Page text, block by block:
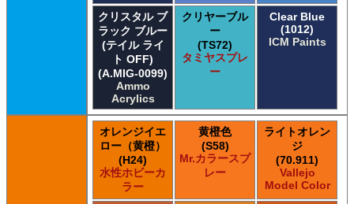
クリスタル ブ
ラック ブルー
(テイル ライ
ト OFF)
(A.MIG-0099)
Ammo
Acrylics
クリヤーブル
ー
(TS72)
タミヤスプレ
ー
Clear Blue
(1012)
ICM Paints
オレンジイエ
ロー（黄橙）
(H24)
水性ホビーカ
ラー
黄橙色
(S58)
Mr.カラースプ
レー
ライトオレン
ジ
(70.911)
Vallejo
Model Color